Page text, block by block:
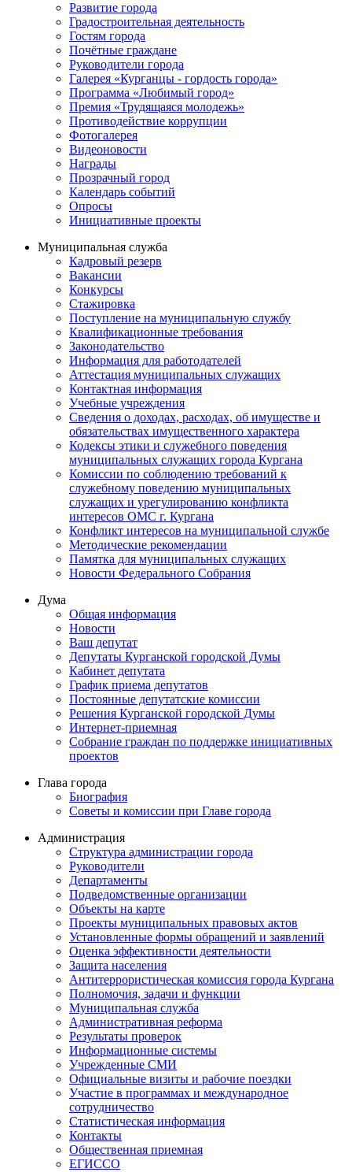
Развитие города
Градостроительная деятельность
Гостям города
Почётные граждане
Руководители города
Галерея «Курганцы - гордость города»
Программа «Любимый город»
Премия «Трудящаяся молодежь»
Противодействие коррупции
Фотогалерея
Видеоновости
Награды
Прозрачный город
Календарь событий
Опросы
Инициативные проекты
Муниципальная служба
Кадровый резерв
Вакансии
Конкурсы
Стажировка
Поступление на муниципальную службу
Квалификационные требования
Законодательство
Информация для работодателей
Аттестация муниципальных служащих
Контактная информация
Учебные учреждения
Сведения о доходах, расходах, об имуществе и
обязательствах имущественного характера
Кодексы этики и служебного поведения
муниципальных служащих города Кургана
Комиссии по соблюдению требований к
служебному поведению муниципальных
служащих и урегулированию конфликта
интересов ОМС г. Кургана
Конфликт интересов на муниципальной службе
Методические рекомендации
Памятка для муниципальных служащих
Новости Федерального Cобрания
Дума
Общая информация
Новости
Ваш депутат
Депутаты Курганской городской Думы
Кабинет депутата
График приема депутатов
Постоянные депутатские комиссии
Решения Курганской городской Думы
Интернет-приемная
Собрание граждан по поддержке инициативных
проектов
Глава города
Биография
Советы и комиссии при Главе города
Администрация
Структура администрации города
Руководители
Департаменты
Подведомственные организации
Объекты на карте
Проекты муниципальных правовых актов
Установленные формы обращений и заявлений
Оценка эффективности деятельности
Защита населения
Антитеррористическая комиссия города Кургана
Полномочия, задачи и функции
Муниципальная служба
Административная реформа
Результаты проверок
Информационные системы
Учрежденные СМИ
Официальные визиты и рабочие поездки
Участие в программах и международное
сотрудничество
Статистическая информация
Контакты
Общественная приемная
ЕГИССО